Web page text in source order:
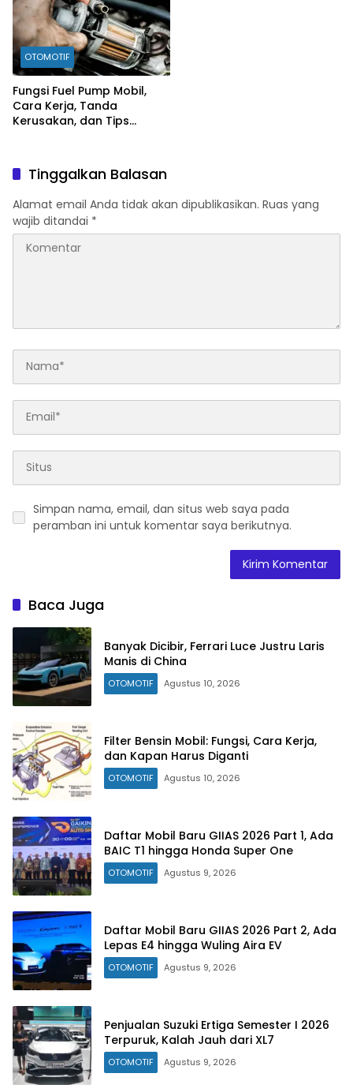
OTOMOTIF
Fungsi Fuel Pump Mobil,
Cara Kerja, Tanda
Kerusakan, dan Tips
Tinggalkan Balasan
Alamat email Anda tidak akan dipublikasikan. Ruas yang
wajib ditandai *
Simpan nama, email, dan situs web saya pada
peramban ini untuk komentar saya berikutnya.
Baca Juga
Banyak Dicibir, Ferrari Luce Justru Laris
Manis di China
OTOMOTIF Agustus 10, 2026
Filter Bensin Mobil: Fungsi, Cara Kerja,
dan Kapan Harus Diganti
OTOMOTIF Agustus 10, 2026
Daftar Mobil Baru GIIAS 2026 Part 1, Ada
BAIC T1 hingga Honda Super One
OTOMOTIF Agustus 9, 2026
Daftar Mobil Baru GIIAS 2026 Part 2, Ada
Lepas E4 hingga Wuling Aira EV
OTOMOTIF Agustus 9, 2026
Penjualan Suzuki Ertiga Semester I 2026
Terpuruk, Kalah Jauh dari XL7
OTOMOTIF Agustus 9, 2026